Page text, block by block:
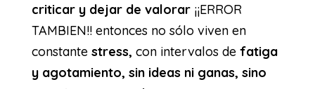
criticar y dejar de valorar¡¡ERROR
TAMBIEN!! entonces no sólo viven en
constante stress, con intervalos de fatiga
y agotamiento, sin ideas ni ganas, sino